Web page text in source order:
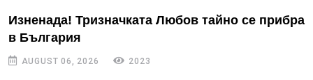
Изненада! Тризначката Любов тайно се прибра
в България
AUGUST 06, 2026 2023